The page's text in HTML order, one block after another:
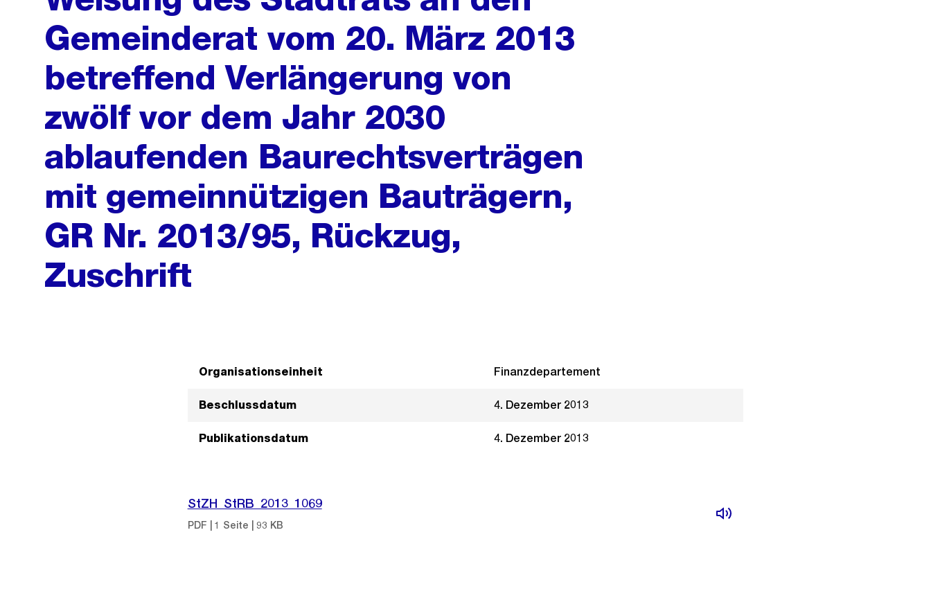
Gemeinderat vom 20. März 2013
betreffend Verlängerung von
zwölf vor dem Jahr 2030
ablaufenden Baurechtsverträgen
mit gemeinnützigen Bauträgern,
GR Nr. 2013/95, Rückzug,
Zuschrift
Organisationseinheit Finanzdepartement
Beschlussdatum 4. Dezember 2013
Publikationsdatum 4. Dezember 2013
StZH_StRB_2013_1069
PDF | 1 Seite | 93 KB